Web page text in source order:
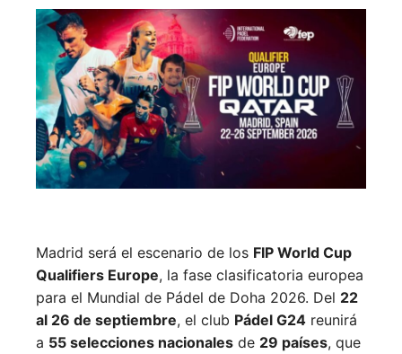
Madrid será el escenario de los FIP World Cup
Qualifiers Europe, la fase clasificatoria europea
para el Mundial de Pádel de Doha 2026. Del 22
al 26 de septiembre, el club Pádel G24 reunirá
a 55 selecciones nacionales de 29 países, que